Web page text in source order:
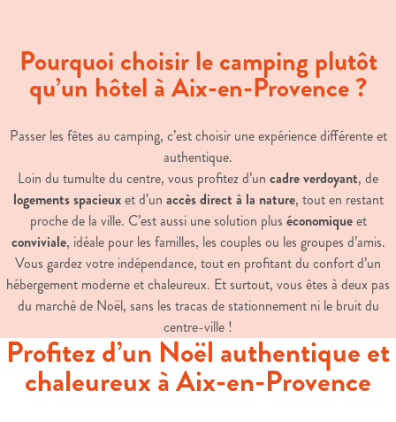
Pourquoi choisir le camping plutôt
qu’un hôtel à Aix-en-Provence ?
Passer les fêtes au camping, c’est choisir une expérience différente et
authentique.
Loin du tumulte du centre, vous profitez d’un cadre verdoyant, de
logements spacieuxet d’un accès direct à la nature, tout en restant
proche de la ville. C’est aussi une solution plus économiqueet
conviviale, idéale pour les familles, les couples ou les groupes d’amis.
Vous gardez votre indépendance, tout en profitant du confort d’un
hébergement moderne et chaleureux. Et surtout, vous êtes à deux pas
du marché de Noël, sans les tracas de stationnement ni le bruit du
centre-ville !
Profitez d’un Noël authentique et
chaleureux à Aix-en-Provence